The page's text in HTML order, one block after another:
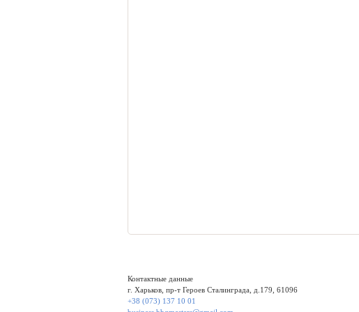
Контактные данные
г. Харьков, пр-т Героев Сталинграда, д.179, 61096
+38 (073) 137 10 01